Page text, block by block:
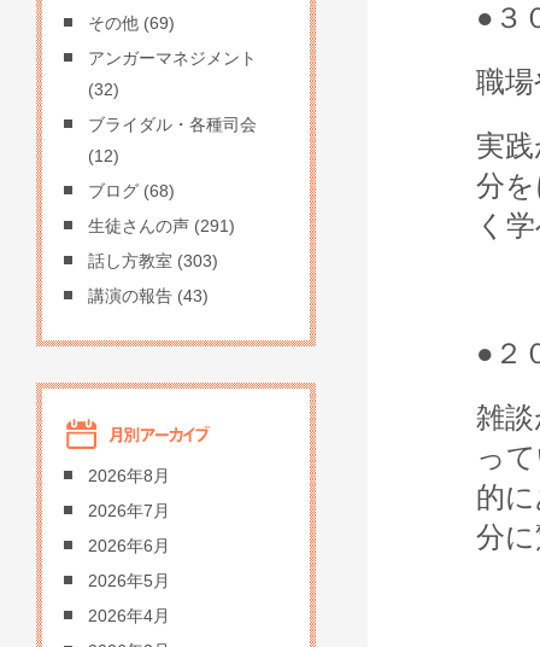
●３
職
実
分
く
●２
雑
っ
的
分
その他 (69)
アンガーマネジメント
(32)
ブライダル・各種司会
(12)
ブログ (68)
生徒さんの声 (291)
話し方教室 (303)
講演の報告 (43)
2026年8月
2026年7月
2026年6月
2026年5月
2026年4月